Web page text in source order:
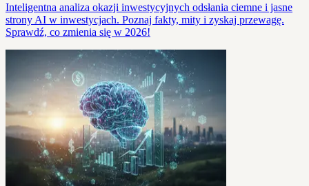
Inteligentna analiza okazji inwestycyjnych odsłania ciemne i jasne
strony AI w inwestycjach. Poznaj fakty, mity i zyskaj przewagę.
Sprawdź, co zmienia się w 2026!